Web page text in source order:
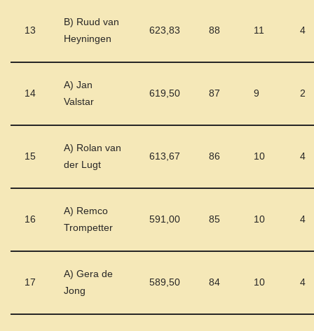
13
B) Ruud van
Heyningen
623,83 88 11 4
14
A) Jan
Valstar
619,50 87 9 2
15
A) Rolan van
der Lugt
613,67 86 10 4
16
A) Remco
Trompetter
591,00 85 10 4
17
A) Gera de
Jong
589,50 84 10 4